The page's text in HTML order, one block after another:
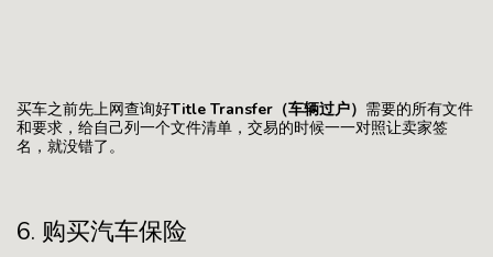
买车之前先上网查询好Title Transfer（车辆过户） 需要的所有文件
和要求，给自己列一个文件清单，交易的时候一一对照让卖家签
名，就没错了。
6. 购买汽车保险